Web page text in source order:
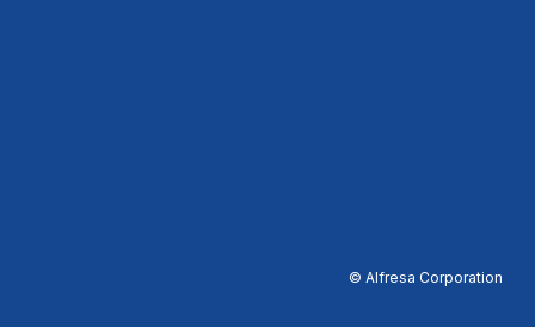
© Alfresa Corporation